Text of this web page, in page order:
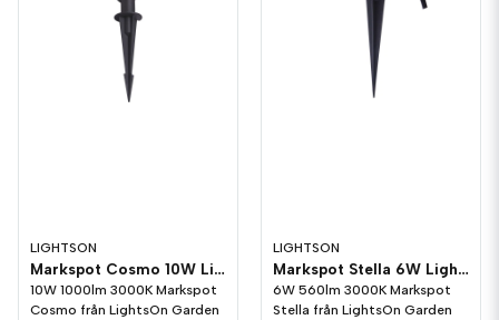
LIGHTSON
Markspot Cosmo 10W LightsOn Garden Plug & Play
10W 1000lm 3000K Markspot
Cosmo från LightsOn Garden
LIGHTSON
Markspot Stella 6W LightsOn Garden Plug & Play
6W 560lm 3000K Markspot
Stella från LightsOn Garden